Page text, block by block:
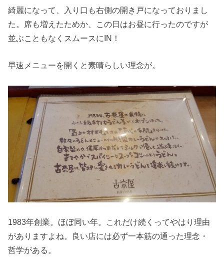
綺麗になって、入り口も右側の開き戸になっておりまし
た。席も増えたためか、この日はお昼に行ったのですが
並ぶこともなくスムースにIN！
早速メニューを開くと素晴らしい理念が。
1983年創業。ほぼ同い年。これだけ続くってやはり理由
がありますよね。良い店には必ず一本筋の通った理念・
哲学がある。